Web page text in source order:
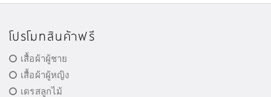
โปรโมทสินค้าฟรี
เสื้อผ้าผู้ชาย
เสื้อผ้าผู้หญิง
เดรสลูกไม้